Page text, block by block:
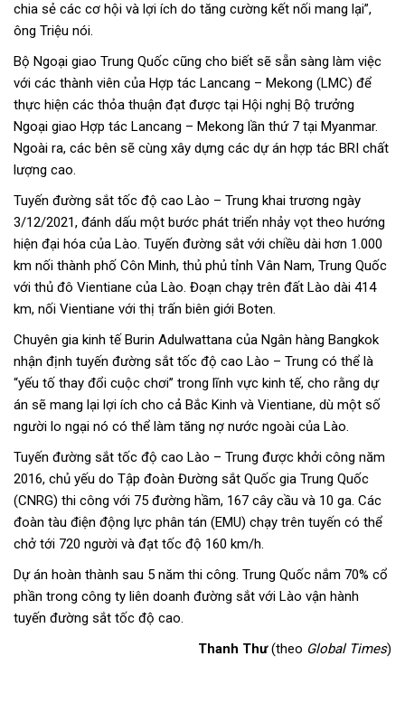
chia sẻ các cơ hội và lợi ích do tăng cường kết nối mang lại”,
ông Triệu nói.
Bộ Ngoại giao Trung Quốc cũng cho biết sẽ sẵn sàng làm việc
với các thành viên của Hợp tác Lancang – Mekong (LMC) để
thực hiện các thỏa thuận đạt được tại Hội nghị Bộ trưởng
Ngoại giao Hợp tác Lancang – Mekong lần thứ 7 tại Myanmar.
Ngoài ra, các bên sẽ cùng xây dựng các dự án hợp tác BRI chất
lượng cao.
Tuyến đường sắt tốc độ cao Lào – Trung khai trương ngày
3/12/2021, đánh dấu một bước phát triển nhảy vọt theo hướng
hiện đại hóa của Lào. Tuyến đường sắt với chiều dài hơn 1.000
km nối thành phố Côn Minh, thủ phủ tỉnh Vân Nam, Trung Quốc
với thủ đô Vientiane của Lào. Đoạn chạy trên đất Lào dài 414
km, nối Vientiane với thị trấn biên giới Boten.
Chuyên gia kinh tế Burin Adulwattana của Ngân hàng Bangkok
nhận định tuyến đường sắt tốc độ cao Lào – Trung có thể là
“yếu tố thay đổi cuộc chơi” trong lĩnh vực kinh tế, cho rằng dự
án sẽ mang lại lợi ích cho cả Bắc Kinh và Vientiane, dù một số
người lo ngại nó có thể làm tăng nợ nước ngoài của Lào.
Tuyến đường sắt tốc độ cao Lào – Trung được khởi công năm
2016, chủ yếu do Tập đoàn Đường sắt Quốc gia Trung Quốc
(CNRG) thi công với 75 đường hầm, 167 cây cầu và 10 ga. Các
đoàn tàu điện động lực phân tán (EMU) chạy trên tuyến có thể
chở tới 720 người và đạt tốc độ 160 km/h.
Dự án hoàn thành sau 5 năm thi công. Trung Quốc nắm 70% cổ
phần trong công ty liên doanh đường sắt với Lào vận hành
tuyến đường sắt tốc độ cao.
Thanh Thư(theo Global Times)